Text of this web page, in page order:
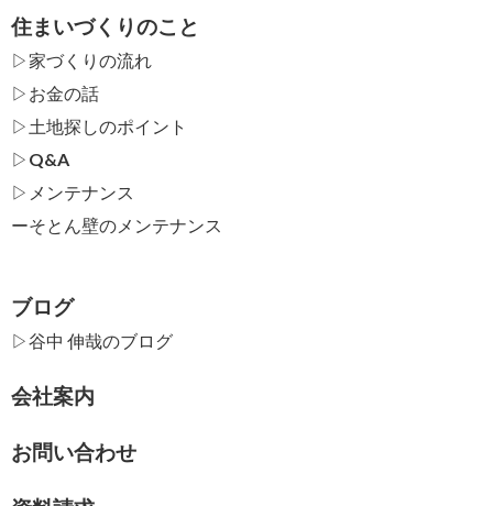
住まいづくりのこと
▷家づくりの流れ
▷お金の話
▷土地探しのポイント
▷Q&A
▷メンテナンス
ーそとん壁のメンテナンス
ブログ
▷谷中 伸哉のブログ
会社案内
お問い合わせ